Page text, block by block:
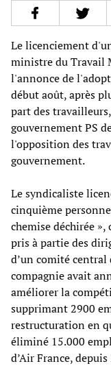
Le licenciement
ministre du Travail
l'annonce de
début août, après
part des
gouvernement PS
l'opposition des
gouvernement.
Le syndicaliste
cinquième
chemise déchirée »,
pris à partie des
d’un comité central
compagnie avait
améliorer la
supprimant 2900
restructuration en
éliminé 15.000
d’Air France,